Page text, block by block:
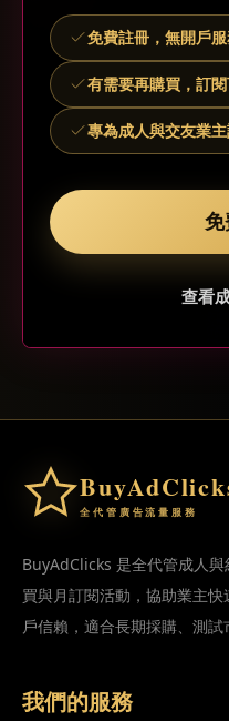
免費註冊，無開戶
有需要再購買，訂
專為成人與交友業
查看
全代管廣告流量服務
BuyAdClicks 是全代管成人
買與月訂閱活動，協助業主
戶信賴，適合長期採購、測試
我們的服務